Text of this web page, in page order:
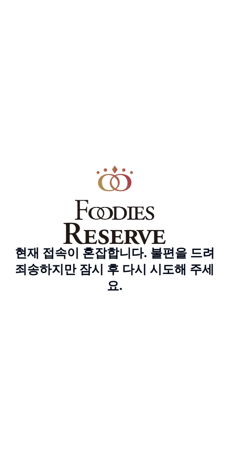
현재 접속이 혼잡합니다. 불편을 드려
죄송하지만 잠시 후 다시 시도해 주세
요.